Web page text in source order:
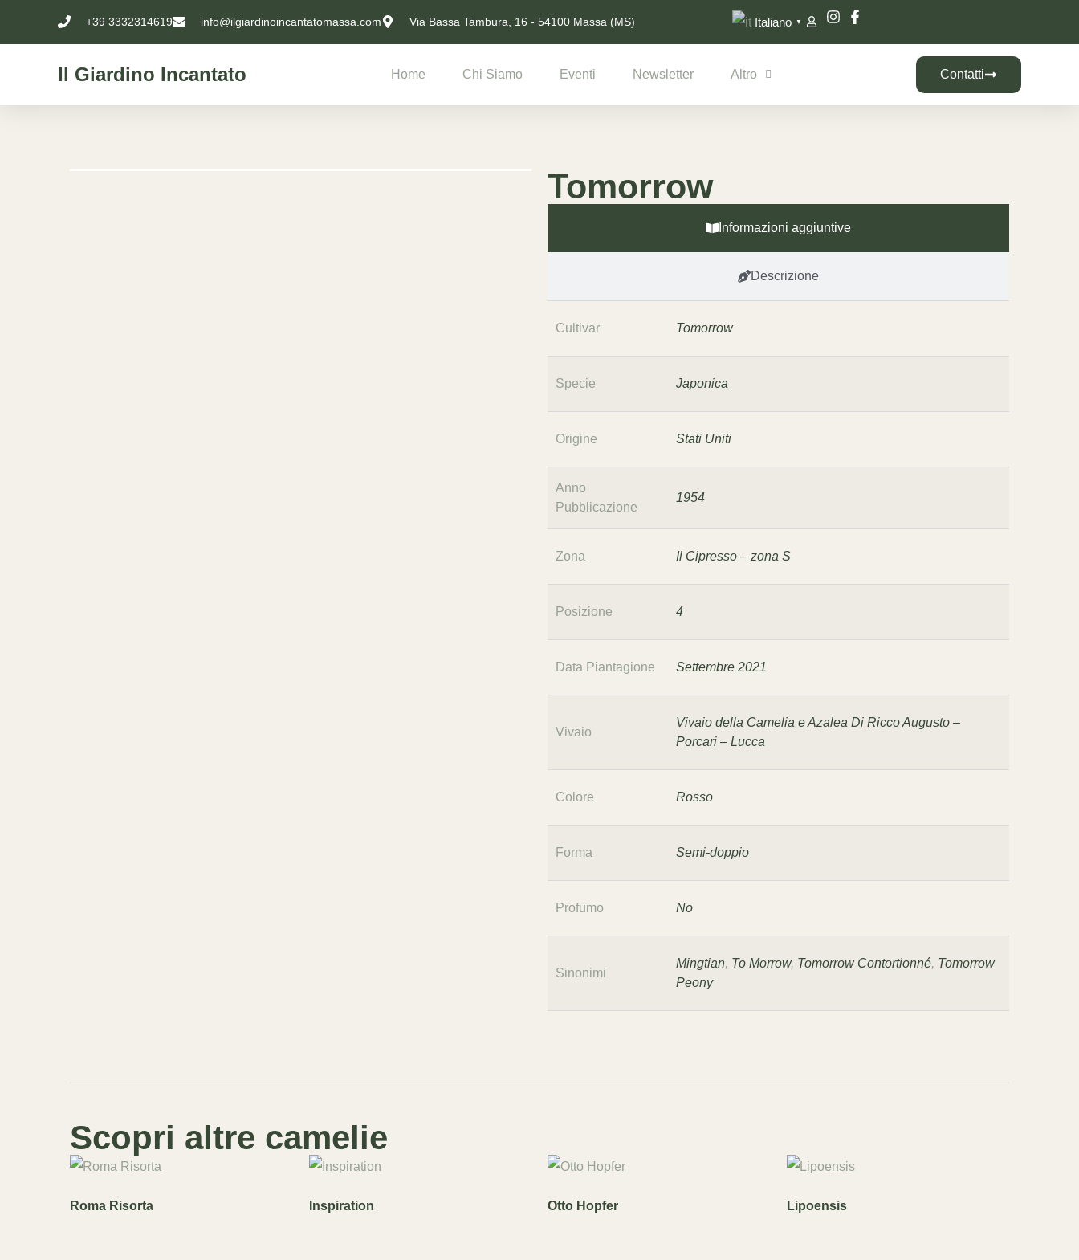
+39 3332314619 info@ilgiardinoincantatomassa.com Via Bassa Tambura, 16 - 54100 Massa (MS) Italiano ▼
Il Giardino Incantato Home Chi Siamo Eventi Newsletter Altro Contatti
Tomorrow
Informazioni aggiuntive
Descrizione
Cultivar Tomorrow
Specie Japonica
Origine Stati Uniti
Anno
Pubblicazione
1954
Zona Il Cipresso – zona S
Posizione 4
Data Piantagione Settembre 2021
Vivaio
Vivaio della Camelia e Azalea Di Ricco Augusto –
Porcari – Lucca
Colore Rosso
Forma Semi-doppio
Profumo No
Sinonimi
Mingtian, To Morrow, Tomorrow Contortionné, Tomorrow
Peony
Scopri altre camelie
Roma Risorta Inspiration Otto Hopfer Lipoensis